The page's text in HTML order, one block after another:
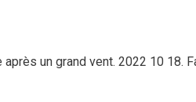
après un grand vent. 2022 10 18.